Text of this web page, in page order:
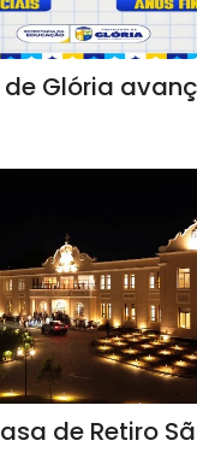
Glória
de Retiro